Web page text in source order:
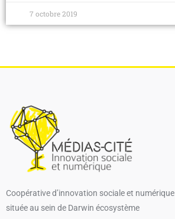
7 octobre 2019
Coopérative d’innovation sociale et numérique​
située au sein de Darwin écosystème